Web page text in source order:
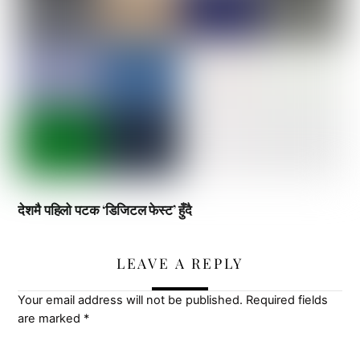
देशमै पहिलो पटक ‘डिजिटल फेस्ट’ हुँदै
LEAVE A REPLY
Your email address will not be published. Required fields
are marked *